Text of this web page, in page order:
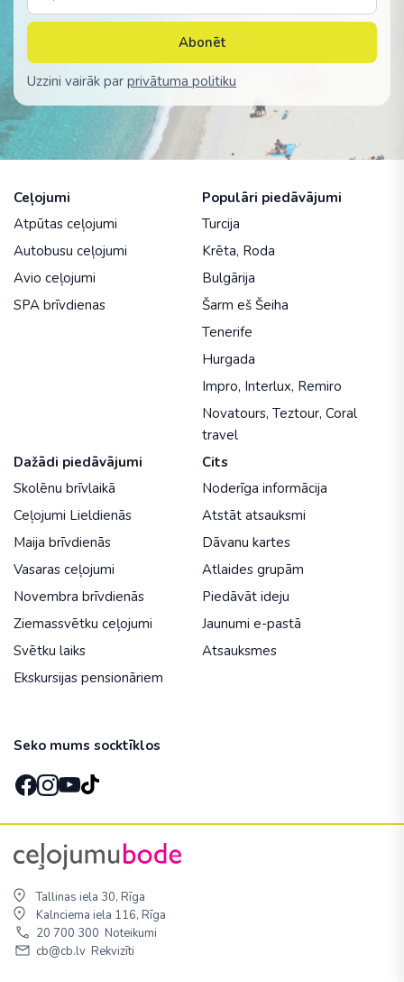
Abonēt
Uzzini vairāk par privātuma politiku
Ceļojumi
Atpūtas ceļojumi
Autobusu ceļojumi
Avio ceļojumi
SPA brīvdienas
Populāri piedāvājumi
Turcija
Krēta, Roda
Bulgārija
Šarm eš Šeiha
Tenerife
Hurgada
Impro, Interlux, Remiro
Novatours, Teztour, Coral
travel
Dažādi piedāvājumi
Skolēnu brīvlaikā
Ceļojumi Lieldienās
Maija brīvdienās
Vasaras ceļojumi
Novembra brīvdienās
Ziemassvētku ceļojumi
Svētku laiks
Ekskursijas pensionāriem
Cits
Noderīga informācija
Atstāt atsauksmi
Dāvanu kartes
Atlaides grupām
Piedāvāt ideju
Jaunumi e-pastā
Atsauksmes
Seko mums socktīklos
Tallinas iela 30, Rīga
Kalnciema iela 116, Rīga
20 700 300 Noteikumi
cb@cb.lv Rekvizīti